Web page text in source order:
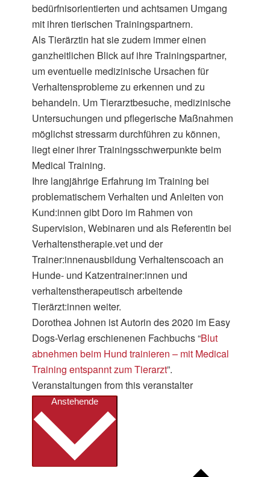
bedürfnisorientierten und achtsamen Umgang
mit ihren tierischen Trainingspartnern.
Als Tierärztin hat sie zudem immer einen
ganzheitlichen Blick auf ihre Trainingspartner,
um eventuelle medizinische Ursachen für
Verhaltensprobleme zu erkennen und zu
behandeln. Um Tierarztbesuche, medizinische
Untersuchungen und pflegerische Maßnahmen
möglichst stressarm durchführen zu können,
liegt einer ihrer Trainingsschwerpunkte beim
Medical Training.
Ihre langjährige Erfahrung im Training bei
problematischem Verhalten und Anleiten von
Kund:innen gibt Doro im Rahmen von
Supervision, Webinaren und als Referentin bei
Verhaltenstherapie.vet und der
Trainer:innenausbildung Verhaltenscoach an
Hunde- und Katzentrainer:innen und
verhaltenstherapeutisch arbeitende
Tierärzt:innen weiter.
Dorothea Johnen ist Autorin des 2020 im Easy
Dogs-Verlag erschienenen Fachbuchs “Blut
abnehmen beim Hund trainieren – mit Medical
Training entspannt zum Tierarzt”.
Veranstaltungen from this veranstalter
Anstehende
Datum